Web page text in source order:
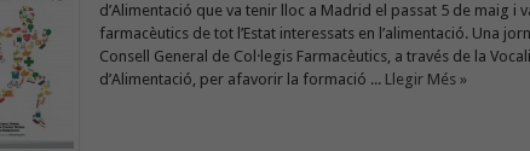
d’Alimentació que va tenir lloc a Madrid el passat 5 de maig i
farmacèutics de tot l’Estat interessats en l’alimentació. Una
Consell General de Col·legis Farmacèutics, a través de la
d’Alimentació, per afavorir la formació ... Llegir Més »